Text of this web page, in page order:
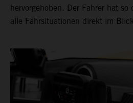
hervorgehoben. Der Fahrer hat
alle Fahrsituationen direkt im